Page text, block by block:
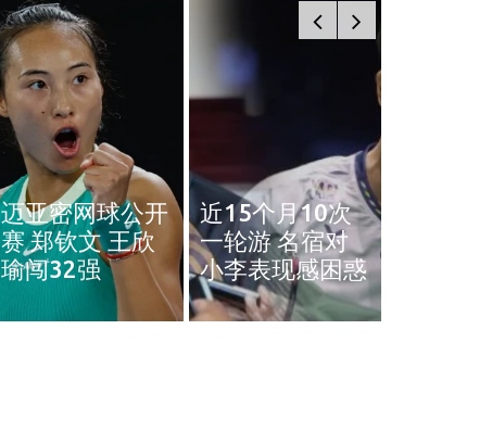
近15个月10次
一轮游 名宿对
小李表现感困惑
奥斯汀网球赛｜
王雅繁袁悦会师
4强 中国锁定女
单4强门票